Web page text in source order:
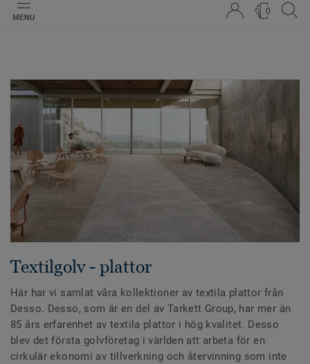
MENU
0
Textilgolv - plattor
Här har vi samlat våra kollektioner av textila plattor från
Desso. Desso, som är en del av Tarkett Group, har mer än
85 års erfarenhet av textila plattor i hög kvalitet. Desso
blev det första golvföretag i världen att arbeta för en
cirkulär ekonomi av tillverkning och återvinning som inte